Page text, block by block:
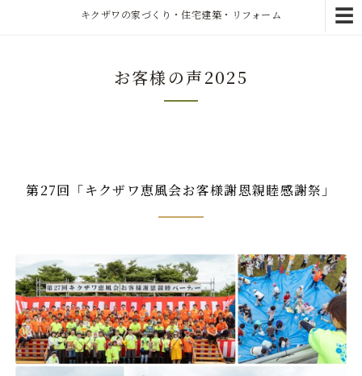
☰
キクザワの家づくり・住宅建築・リフォーム
お客様の声2025
第27回「キクザワ恵風会お客様謝恩親睦感謝祭」